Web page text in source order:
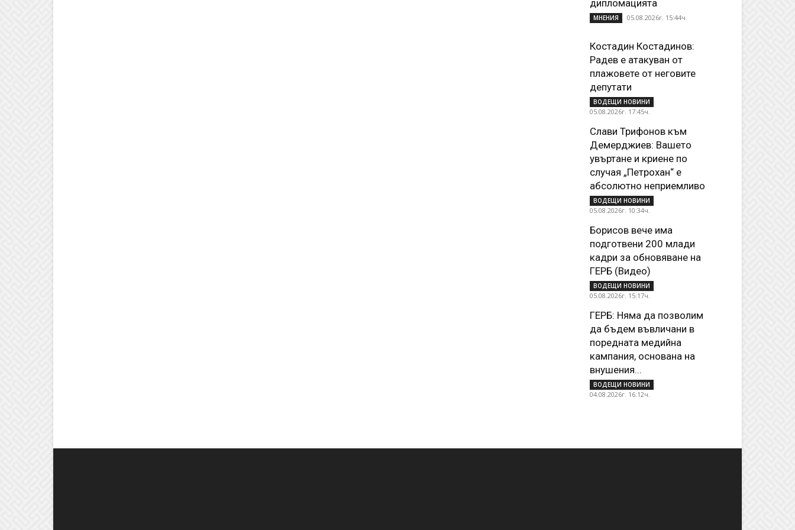
дипломацията
МНЕНИЯ 05.08.2026г. 15:44ч.
Костадин Костадинов:
Радев е атакуван от
плажoвете от неговите
депутати
ВОДЕЩИ НОВИНИ
05.08.2026г. 17:45ч.
Слави Трифонов към
Демерджиев: Вашето
увъртане и криене по
случая „Петрохан“ е
абсолютно неприемливо
ВОДЕЩИ НОВИНИ
05.08.2026г. 10:34ч.
Борисов вече има
подготвени 200 млади
кадри за обновяване на
ГЕРБ (Видео)
ВОДЕЩИ НОВИНИ
05.08.2026г. 15:17ч.
ГЕРБ: Няма да позволим
да бъдем въвличани в
поредната медийна
кампания, основана на
внушения...
ВОДЕЩИ НОВИНИ
04.08.2026г. 16:12ч.